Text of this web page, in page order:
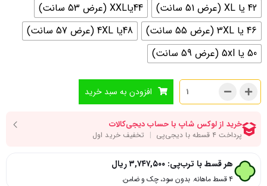
42 یا XL (عرض 51 سانت)
44یاXXL (عرض 53 سانت)
46 یا 3XL (عرض 55 سانت)
48یا 4XL (عرض 57 سانت)
50 یا 5xl (عرض 59 سانت)
افزودن به سبد خرید
هر قسط با ترب‌پی: ۳,۷۴۷,۵۰۰ریال
۴ قسط ماهانه. بدون سود، چک و ضامن.